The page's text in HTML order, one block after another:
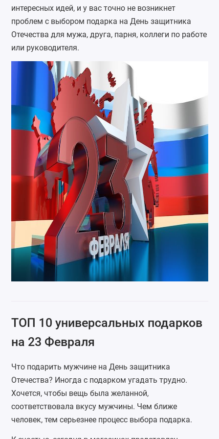
интересных идей, и у вас точно не возникнет
проблем с выбором подарка на День защитника
Отечества для мужа, друга, парня, коллеги по работе
или руководителя.
ТОП 10 универсальных подарков
на 23 Февраля
Что подарить мужчине на День защитника
Отечества? Иногда с подарком угадать трудно.
Хочется, чтобы вещь была желанной,
соответствовала вкусу мужчины. Чем ближе
человек, тем серьезнее процесс выбора подарка.